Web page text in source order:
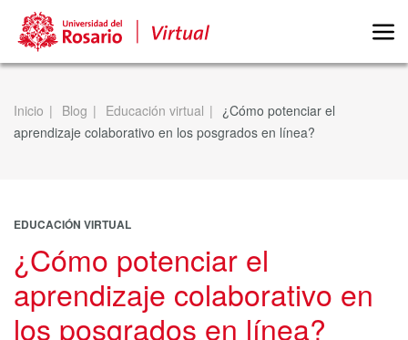
Inicio Blog Educación virtual
¿Cómo potenciar el
aprendizaje colaborativo en los posgrados en línea?
EDUCACIÓN VIRTUAL
¿Cómo potenciar el
aprendizaje colaborativo en
los posgrados en línea?